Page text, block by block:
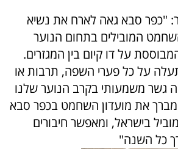
"כפר סבא גאה לארח את נשיא
המובילים בתחום הנוער
על דו קיום בין המגזרים.
על כל פערי השפה, תרבות או
גשר משמעותי בקרב הנוער שלנו
מברך את מועדון השחמט בכפר סבא
בישראל, ומאפשר חיבורים
כל השנה"